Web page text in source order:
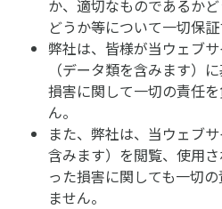
か、適切なものであるか
どうか等について一切保
弊社は、皆様が当ウェブ
（データ類を含みます）
損害に関して一切の責任
ん。
また、弊社は、当ウェブ
含みます）を閲覧、使用
った損害に関しても一切
ません。